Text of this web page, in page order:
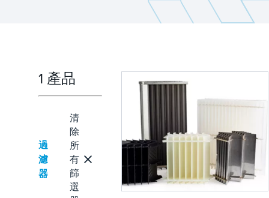
1 產品
過
濾
器
清
除
所
有
篩
選